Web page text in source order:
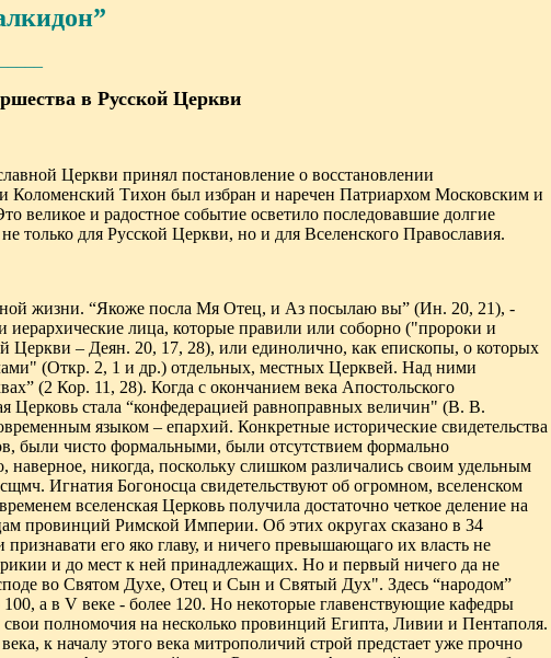
в Русской Церкви
Церкви принял постановление о восстановлении
Тихон был избран и наречен Патриархом Московским и
великое и радостное событие осветило последовавшие долгие
только для Русской Церкви, но и для Вселенского Православия.
жизни. “Якоже посла Мя Отец, и Аз посылаю вы” (Ин. 20, 21), -
лица, которые правили или соборно ("пророки и
Церкви – Деян. 20, 17, 28), или единолично, как епископы, о которых
(Откр. 2, 1 и др.) отдельных, местных Церквей. Над ними
(2 Кор. 11, 28). Когда с окончанием века Апостольского
Церковь стала “конфедерацией равноправных величин" (В. В.
языком – епархий. Конкретные исторические свидетельства
были чисто формальными, были отсутствием формально
никогда, поскольку слишком различались своим удельным
Игнатия Богоносца свидетельствуют об огромном, вселенском
вселенская Церковь получила достаточно четкое деление на
провинций Римской Империи. Об этих округах сказано в 34
его яко главу, и ничего превышающаго их власть не
и до мест к ней принадлежащих. Но и первый ничего да не
во Святом Духе, Отец и Сын и Святый Дух". Здесь “народом”
а в V веке - более 120. Но некоторые главенствующие кафедры
полномочия на несколько провинций Египта, Ливии и Пентаполя.
к началу этого века митрополичий строй предстает уже прочно